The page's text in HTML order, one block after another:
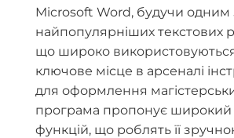
Microsoft Word, будучи одним
найпопулярніших текстових
що широко
ключове місце в арсеналі
для оформлення
програма пропонує широкий
функцій, що роблять її